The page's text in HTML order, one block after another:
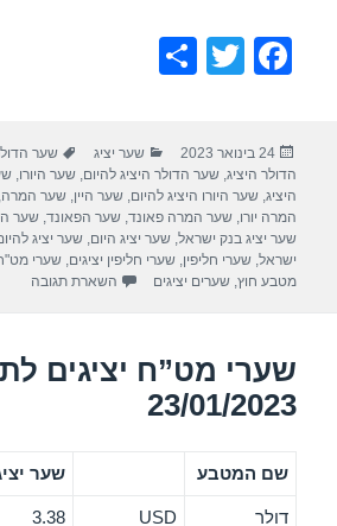
F
e
b
o
o
T
er
e
פורסם
בתאריך
24 בינואר 2023 קטגוריות
שער יציג תגיות
שער
הדולר היציג ,שער הדולר היציג להיום ,שער היורו ,
היציג ,שער היורו היציג להיום ,שער היין ,שער המרה
המרה יורו ,שער המרה פאונד ,שער הפאונד ,שער
שער יציג בנק ישראל ,שער יציג היום ,שער יציג
ישראל ,שערי חליפין ,שערי חליפין יציגים ,שערי
מטבע חוץ ,שערים יציגים השארת תגובה
שערי מט”ח יציגים
23/01/2023
שם המטבע שער
דולר
USD
3.38